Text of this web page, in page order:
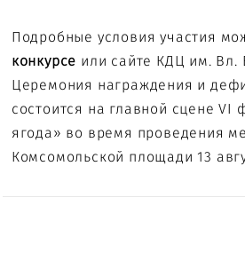
Подробные условия участия
конкурсе или сайте КДЦ им. Вл.
Церемония награждения и
состоится на главной сцене VI
ягода» во время проведения
Комсомольской площади 13